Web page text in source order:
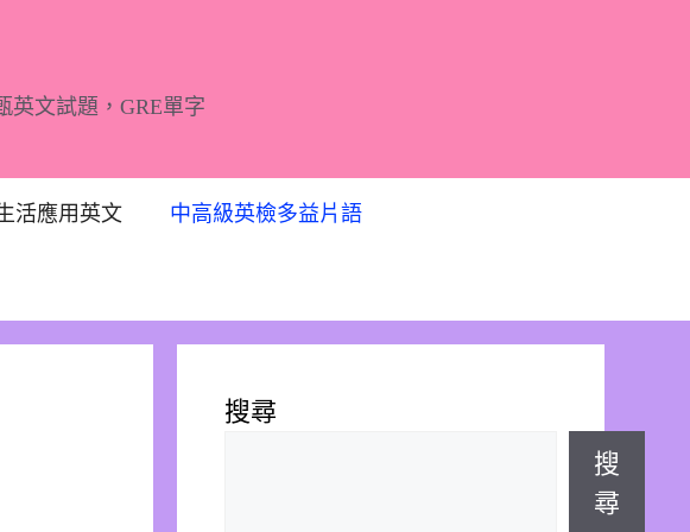
英文試題，GRE單字
活應用英文 中高級英檢多益片語
搜尋
搜
尋